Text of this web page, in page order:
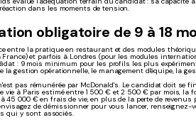
dans les moments de tension.
obligatoire de 9 à 18
entre la pratique en restaurant et des modules
et parfois à Londres (pour les modules
: 9 mois minimum pour les profils les plus
la gestion opérationnelle, le management d'équipe, la
pas rémunérée par McDonald's. Le candidat doit se
vie à Paris estimé entre 1 500 € et 2 500 € par mois, la
45 000 € en frais de vie, en plus de la perte de
de démissionner pour vous lancer,
qui y sont associés.